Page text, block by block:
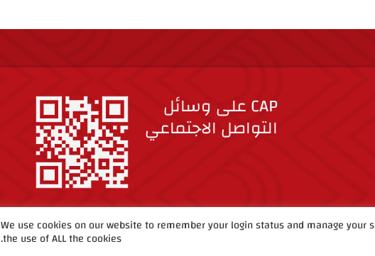
CAP على وسائل
التواصل الاجتماعي
We use cookies on our website to remember your login status and manage your
the use of ALL the cookies.